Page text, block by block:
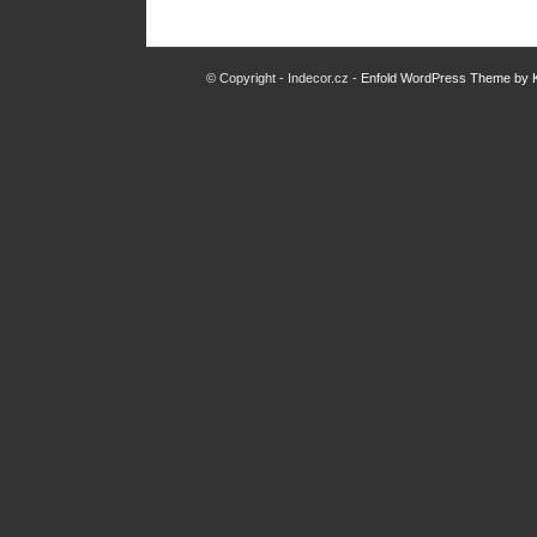
© Copyright - Indecor.cz - Enfold WordPress Theme by